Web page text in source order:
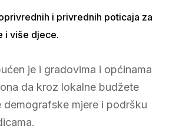
i privrednih poticaja za
i više djece.
je i gradovima i općinama
da kroz lokalne budžete
demografske mjere i podršku